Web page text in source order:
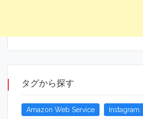
タグから探す
Amazon Web Service Instagram